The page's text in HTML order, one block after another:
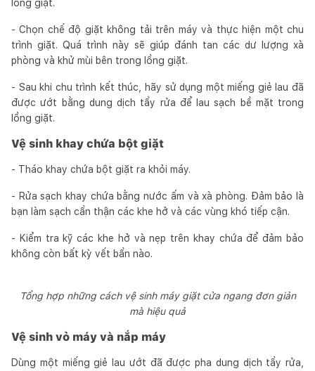
lồng giặt.
- Chọn chế độ giặt không tải trên máy và thực hiện một chu
trình giặt. Quá trình này sẽ giúp đánh tan các dư lượng xà
phòng và khử mùi bên trong lồng giặt.
- Sau khi chu trình kết thúc, hãy sử dụng một miếng giẻ lau đã
được ướt bằng dung dịch tẩy rửa để lau sạch bề mặt trong
lồng giặt.
Vệ sinh khay chứa bột giặt
- Tháo khay chứa bột giặt ra khỏi máy.
- Rửa sạch khay chứa bằng nước ấm và xà phòng. Đảm bảo là
bạn làm sạch cẩn thận các khe hở và các vùng khó tiếp cận.
- Kiểm tra kỹ các khe hở và nẹp trên khay chứa để đảm bảo
không còn bất kỳ vết bẩn nào.
Tổng hợp những cách vệ sinh máy giặt cửa ngang đơn giản
mà hiệu quả
Vệ sinh vỏ máy và nắp máy
Dùng một miếng giẻ lau ướt đã được pha dung dịch tẩy rửa,